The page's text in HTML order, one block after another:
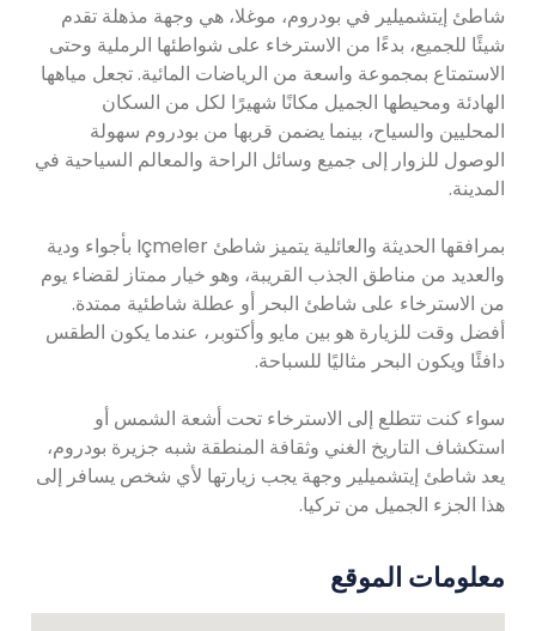
شاطئ إيتشميلير في بودروم، موغلا، هي وجهة مذهلة تقدم
شيئًا للجميع، بدءًا من الاسترخاء على شواطئها الرملية وحتى
الاستمتاع بمجموعة واسعة من الرياضات المائية. تجعل مياهها
الهادئة ومحيطها الجميل مكانًا شهيرًا لكل من السكان
المحليين والسياح، بينما يضمن قربها من بودروم سهولة
الوصول للزوار إلى جميع وسائل الراحة والمعالم السياحية في
المدينة.
بمرافقها الحديثة والعائلية يتميز شاطئ Içmeler بأجواء ودية
والعديد من مناطق الجذب القريبة، وهو خيار ممتاز لقضاء يوم
من الاسترخاء على شاطئ البحر أو عطلة شاطئية ممتدة.
أفضل وقت للزيارة هو بين مايو وأكتوبر، عندما يكون الطقس
دافئًا ويكون البحر مثاليًا للسباحة.
سواء كنت تتطلع إلى الاسترخاء تحت أشعة الشمس أو
استكشاف التاريخ الغني وثقافة المنطقة شبه جزيرة بودروم،
يعد شاطئ إيتشميلير وجهة يجب زيارتها لأي شخص يسافر إلى
هذا الجزء الجميل من تركيا.
معلومات الموقع